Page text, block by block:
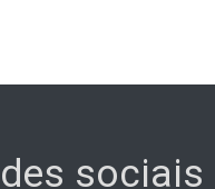
sociais